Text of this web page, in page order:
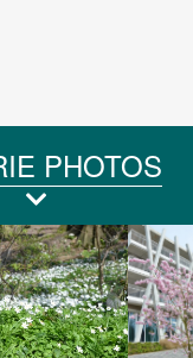
PHOTOS